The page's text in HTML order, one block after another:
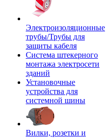
Электроизоляционные
трубы/Трубы для
защиты кабеля
Система штекерного
монтажа электросети
зданий
Установочные
устройства для
системной шины
Вилки, розетки и